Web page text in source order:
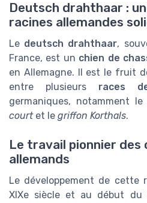
Deutsch drahthaar :
racines allemandes
Le deutsch drahthaar,
France, est un chien de
en Allemagne. Il est le fruit
entre plusieurs races
germaniques, notamment le
courtet le griffon Korthals.
Le travail pionnier des
allemands
Le développement de cette
XIXe siècle et au début du